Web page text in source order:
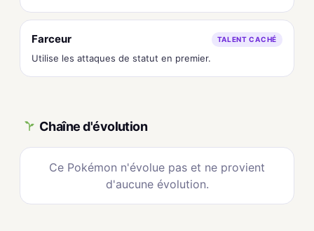
Farceur TALENT CACHÉ
Utilise les attaques de statut en premier.
Chaîne d'évolution
Ce Pokémon n'évolue pas et ne provient
d'aucune évolution.